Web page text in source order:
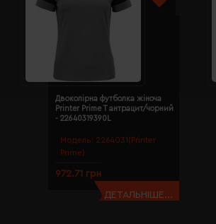
Модель: 2264031(Printer
Prime)
Двоколірна футболка жіноча
Printer Prime T антрацит/чорний
- 22640319390L
972.71 грн
ДЕТАЛЬНІШЕ...